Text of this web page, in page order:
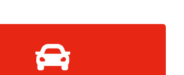
Nutzfahrzeuge.